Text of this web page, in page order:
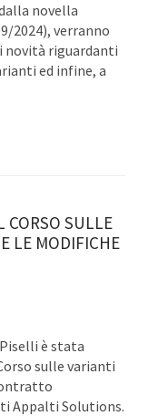
novella
2024), verranno
novità riguardanti
ed infine, a
CORSO SULLE
LE MODIFICHE
è stata
sulle varianti
Appalti Solutions.